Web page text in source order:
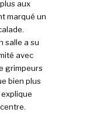
aux
marqué un
salle a su
avec
grimpeurs
bien plus